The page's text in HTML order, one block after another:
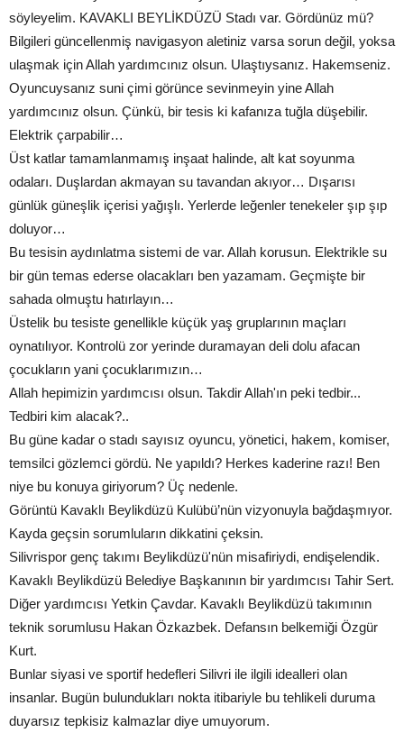
söyleyelim. KAVAKLI BEYLİKDÜZÜ Stadı var. Gördünüz mü?
Bilgileri güncellenmiş navigasyon aletiniz varsa sorun değil, yoksa
ulaşmak için Allah yardımcınız olsun. Ulaştıysanız. Hakemseniz.
Oyuncuysanız suni çimi görünce sevinmeyin yine Allah
yardımcınız olsun. Çünkü, bir tesis ki kafanıza tuğla düşebilir.
Elektrik çarpabilir…
Üst katlar tamamlanmamış inşaat halinde, alt kat soyunma
odaları. Duşlardan akmayan su tavandan akıyor… Dışarısı
günlük güneşlik içerisi yağışlı. Yerlerde leğenler tenekeler şıp şıp
doluyor…
Bu tesisin aydınlatma sistemi de var. Allah korusun. Elektrikle su
bir gün temas ederse olacakları ben yazamam. Geçmişte bir
sahada olmuştu hatırlayın…
Üstelik bu tesiste genellikle küçük yaş gruplarının maçları
oynatılıyor. Kontrolü zor yerinde duramayan deli dolu afacan
çocukların yani çocuklarımızın…
Allah hepimizin yardımcısı olsun. Takdir Allah'ın peki tedbir...
Tedbiri kim alacak?..
Bu güne kadar o stadı sayısız oyuncu, yönetici, hakem, komiser,
temsilci gözlemci gördü. Ne yapıldı? Herkes kaderine razı! Ben
niye bu konuya giriyorum? Üç nedenle.
Görüntü Kavaklı Beylikdüzü Kulübü’nün vizyonuyla bağdaşmıyor.
Kayda geçsin sorumluların dikkatini çeksin.
Silivrispor genç takımı Beylikdüzü'nün misafiriydi, endişelendik.
Kavaklı Beylikdüzü Belediye Başkanının bir yardımcısı Tahir Sert.
Diğer yardımcısı Yetkin Çavdar. Kavaklı Beylikdüzü takımının
teknik sorumlusu Hakan Özkazbek. Defansın belkemiği Özgür
Kurt.
Bunlar siyasi ve sportif hedefleri Silivri ile ilgili idealleri olan
insanlar. Bugün bulundukları nokta itibariyle bu tehlikeli duruma
duyarsız tepkisiz kalmazlar diye umuyorum.